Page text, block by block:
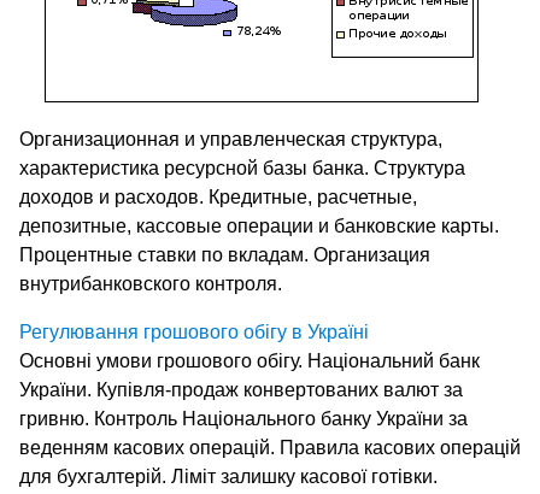
Организационная и управленческая структура,
характеристика ресурсной базы банка. Структура
доходов и расходов. Кредитные, расчетные,
депозитные, кассовые операции и банковские карты.
Процентные ставки по вкладам. Организация
внутрибанковского контроля.
Регулювання грошового обігу в Україні
Основні умови грошового обігу. Національний банк
України. Купівля-продаж конвертованих валют за
гривню. Контроль Національного банку України за
веденням касових операцій. Правила касових операцій
для бухгалтерій. Ліміт залишку касової готівки.